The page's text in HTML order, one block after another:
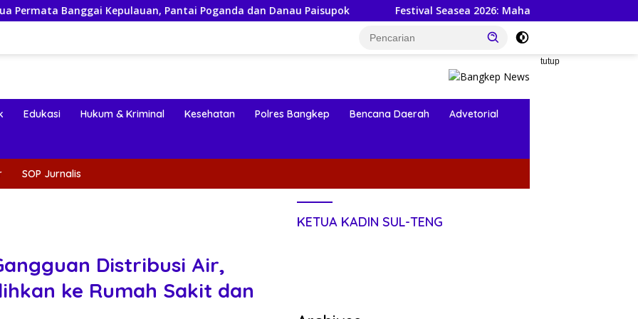
Kepulauan, Pantai Poganda dan Danau Paisupok Festival Seasea 2026: Mahasiswa KKN-PPM UGM dan Warga
tutup
Edukasi Hukum & Kriminal Kesehatan Polres Bangkep Bencana Daerah Advetorial
SOP Jurnalis
Distribusi Air,
ke Rumah Sakit dan
KETUA KADIN SUL-TENG